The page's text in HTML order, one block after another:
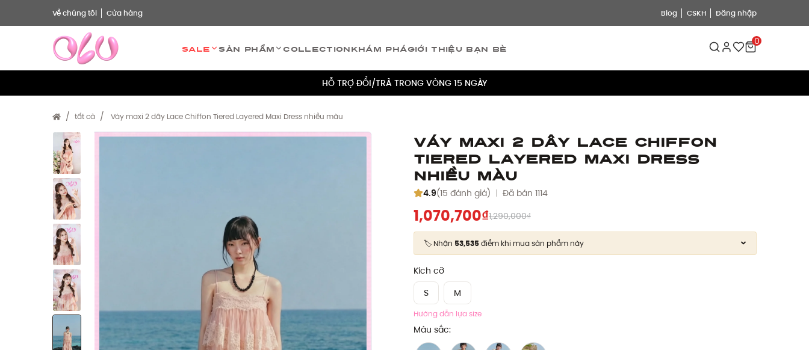
Về chúng tôi Cửa hàng Blog CSKH Đăng nhập
Sale Sản phẩm Collection Khám phá Giới thiệu bạn bè
0
HỖ TRỢ ĐỔI/TRẢ TRONG VÒNG 15 NGÀY
MIỄN PHÍ VẬN CHUYỂN CHO MỌI ĐƠN HÀNG
HỖ TRỢ ĐỔI/TRẢ TRONG VÒNG 15 NGÀY
TÍCH ĐIỂM 5% CHO MỌI ĐƠN HÀNG
tất cả Váy maxi 2 dây Lace Chiffon Tiered Layered Maxi Dress nhiều màu
Váy maxi 2 dây Lace Chiffon
Tiered Layered Maxi Dress
nhiều màu
4.9(15 đánh giá) Đã bán 1114
1,070,700₫1,290,000₫
🏷️ Nhận 53,535điểm khi mua sản phẩm này
Kích cỡ
S
M
Hướng dẫn lựa size
Màu sắc: